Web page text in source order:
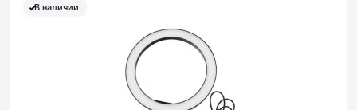
В наличии